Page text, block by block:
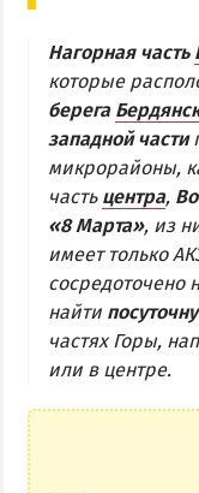
КАРТА БЕРДЯНСКА
Городская часть
Бердянская коса
БЕРДЯНСКАЯ КОСА
Ближняя коса
Средняя коса
Дальняя коса
Нагорная часть
которые
берега
западной части
микрорайоны,
часть центра,
«8 Марта», из
имеет только
сосредоточено
найти
частях Горы,
или в центре.